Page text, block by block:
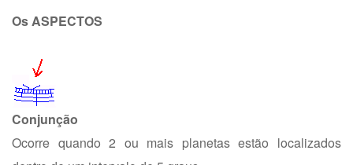
Os ASPECTOS
Conjunção
Ocorre quando 2 ou mais planetas estão localizados